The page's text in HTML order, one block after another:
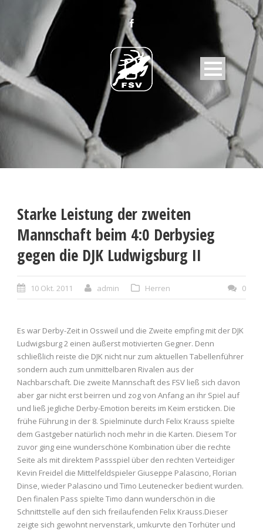
Starke Leistung der zweiten
Mannschaft beim 4:0 Derbysieg
gegen die DJK Ludwigsburg II
10 Okt. 2011 admin Herren 0
Es war Derby-Zeit in Ossweil und die Zweite empfing mit der DJK
Ludwigsburg 2 einen äußerst motivierten Gegner. Denn
schließlich reiste die DJK nicht nur zum aktuellen Tabellenführer
sondern auch zum unmittelbaren Rivalen aus der
Nachbarschaft. Die zweite Mannschaft des FSV ließ sich davon
aber gar nicht erst beirren und zog von Anfang an ihr Spiel auf
und ließ jegliche Derby-Emotion bereits im Keim ersticken. Die
frühe Führung in der 8. Spielminute durch Felix Krauss spielte
dem Gastgeber natürlich noch mehr in die Karten. Diesem Tor
zuvor ging eine wunderschöne Kombination über die rechte
Seite als mit direktem Passspiel über den rechten Verteidiger
Kevin Freidel die Mittelfeldspieler Giuseppe Palascino, Florian
Dinse, wieder Palascino und Timo Leutenecker bedient wurden.
Den finalen Pass spielte Timo dann wunderschön in die
Schnittstelle auf den sich freilaufenden Felix Krauss.Dieser
zeigte sich gewohnt nervenstark, umkurvte den Torhüter und